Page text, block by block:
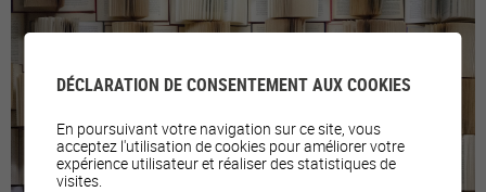
DÉCLARATION DE CONSENTEMENT AUX COOKIES
En poursuivant votre navigation sur ce site, vous
acceptez l'utilisation de cookies pour améliorer votre
expérience utilisateur et réaliser des statistiques de
visites.